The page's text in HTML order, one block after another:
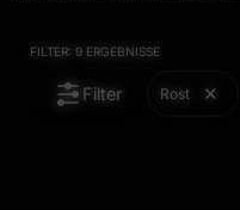
FILTER: 9 ERGEBNISSE
Filter Rost